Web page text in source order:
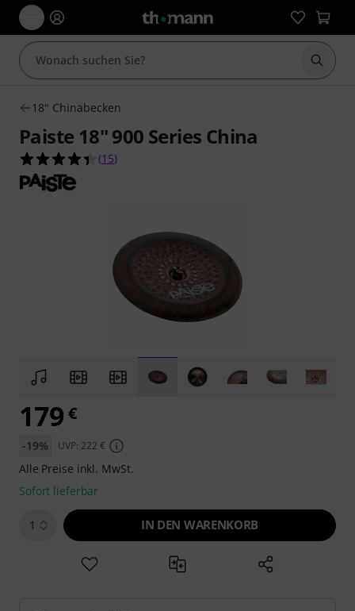
Suche
18" Chinabecken
Paiste 18" 900 Series China
4.4 von 5 Sternen aus 15 Kundenbewertungen
(15)
179 €
-19% UVP: 222 €
Alle Preise inkl. MwSt.
Sofort lieferbar
1 IN DEN WARENKORB